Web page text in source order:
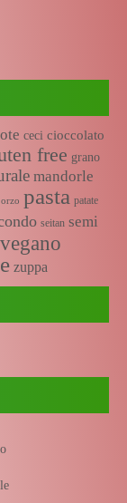
ceci cioccolato
free grano
mandorle
orzo pasta patate
seitan semi
vegano
zuppa